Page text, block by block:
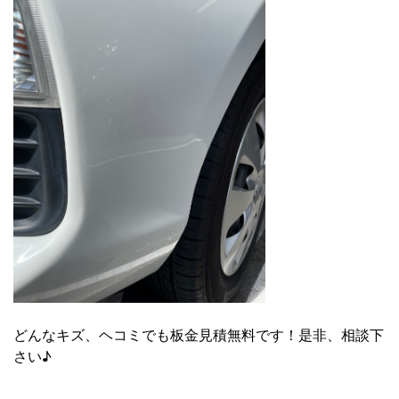
どんなキズ、ヘコミでも板金見積無料です！是非、相談下
さい♪